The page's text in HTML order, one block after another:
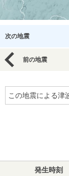
次の地震
前の地震
この地震による津
発生時刻